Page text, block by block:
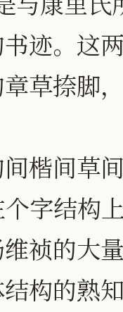
迹。这
草捺脚
间草
字结构
祯的大
构的熟